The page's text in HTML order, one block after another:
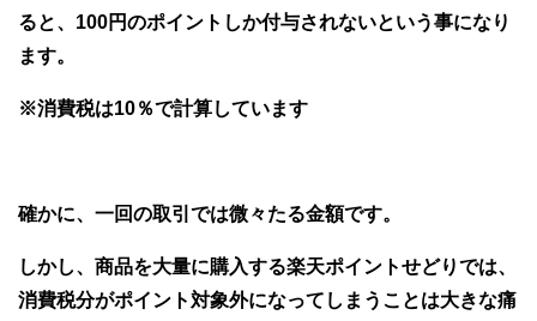
ると、100円のポイントしか付与されないという事になり
ます。
※消費税は10％で計算しています
確かに、一回の取引では微々たる金額です。
しかし、商品を大量に購入する楽天ポイントせどりでは、
消費税分がポイント対象外になってしまうことは大きな痛